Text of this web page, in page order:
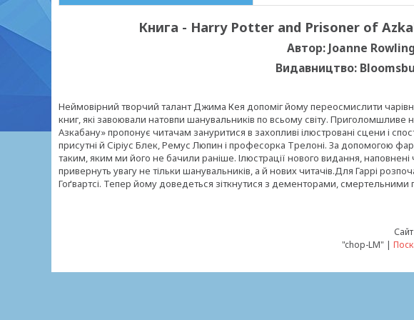
Книга - Harry Potter and Prisoner of
Автор: Joanne Rowling
Видавництво:
Неймовірний творчий талант Джима Кея допоміг йому переосмислити
книг, які завоювали натовпи шанувальників по всьому світу. Приголомшливе
Азкабану» пропонує читачам зануритися в захопливі ілюстровані сцени і
присутні й Сіріус Блек, Ремус Люпин і професорка Трелоні. За допомогою
таким, яким ми його не бачили раніше. Ілюстрації нового видання,
привернуть увагу не тільки шанувальників, а й нових читачів.Для Гаррі
Гоґвартсі. Тепер йому доведеться зіткнутися з дементорами, смертельними
"chop-LM" |